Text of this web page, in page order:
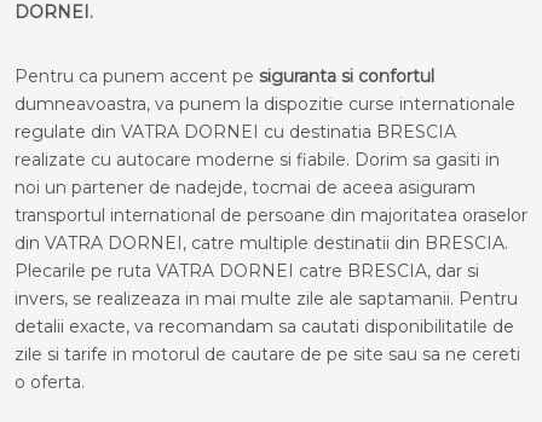
DORNEI.
Pentru ca punem accent pe siguranta si confortul
dumneavoastra, va punem la dispozitie curse internationale
regulate din VATRA DORNEI cu destinatia BRESCIA
realizate cu autocare moderne si fiabile. Dorim sa gasiti in
noi un partener de nadejde, tocmai de aceea asiguram
transportul international de persoane din majoritatea oraselor
din VATRA DORNEI, catre multiple destinatii din BRESCIA.
Plecarile pe ruta VATRA DORNEI catre BRESCIA, dar si
invers, se realizeaza in mai multe zile ale saptamanii. Pentru
detalii exacte, va recomandam sa cautati disponibilitatile de
zile si tarife in motorul de cautare de pe site sau sa ne cereti
o oferta.